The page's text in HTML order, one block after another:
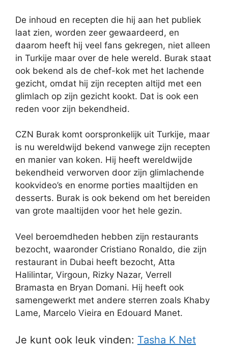
De inhoud en recepten die hij aan het publiek
laat zien, worden zeer gewaardeerd, en
daarom heeft hij veel fans gekregen, niet alleen
in Turkije maar over de hele wereld. Burak staat
ook bekend als de chef-kok met het lachende
gezicht, omdat hij zijn recepten altijd met een
glimlach op zijn gezicht kookt. Dat is ook een
reden voor zijn bekendheid.
CZN Burak komt oorspronkelijk uit Turkije, maar
is nu wereldwijd bekend vanwege zijn recepten
en manier van koken. Hij heeft wereldwijde
bekendheid verworven door zijn glimlachende
kookvideo’s en enorme porties maaltijden en
desserts. Burak is ook bekend om het bereiden
van grote maaltijden voor het hele gezin.
Veel beroemdheden hebben zijn restaurants
bezocht, waaronder Cristiano Ronaldo, die zijn
restaurant in Dubai heeft bezocht, Atta
Halilintar, Virgoun, Rizky Nazar, Verrell
Bramasta en Bryan Domani. Hij heeft ook
samengewerkt met andere sterren zoals Khaby
Lame, Marcelo Vieira en Edouard Manet.
Je kunt ook leuk vinden: Tasha K Net